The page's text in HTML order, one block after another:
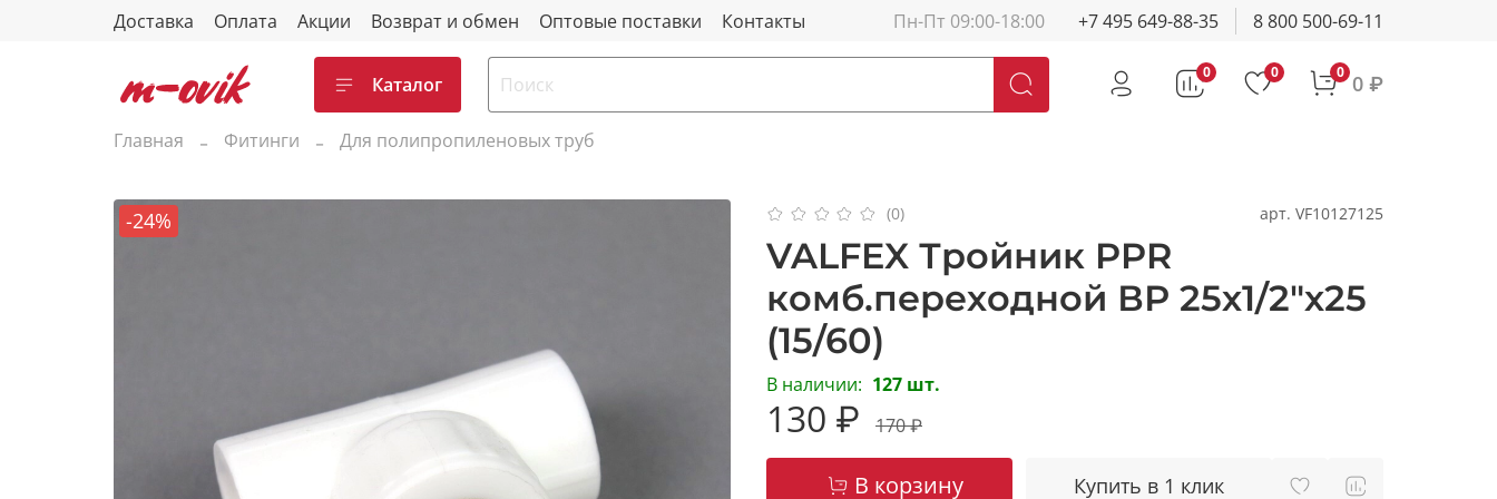
Доставка Оплата Акции Возврат и обмен Оптовые поставки Контакты Пн-Пт 09:00-18:00 +7 495 649-88-35 8 800 500-69-11
Каталог
0 0 0 0 ₽
Главная Фитинги Для полипропиленовых труб
-24% (0) арт. VF10127125
VALFEX Тройник PPR
комб.переходной ВР 25х1/2"х25
(15/60)
В наличии: 127 шт.
130 ₽ 170 ₽
В корзину Купить в 1 клик